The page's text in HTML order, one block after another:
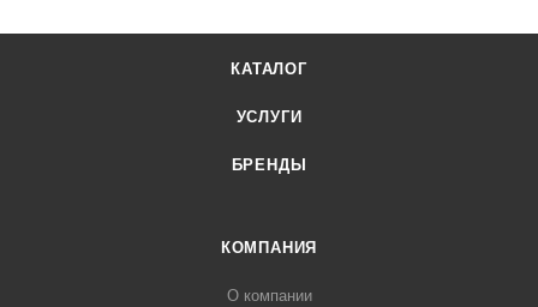
КАТАЛОГ
УСЛУГИ
БРЕНДЫ
КОМПАНИЯ
О компании